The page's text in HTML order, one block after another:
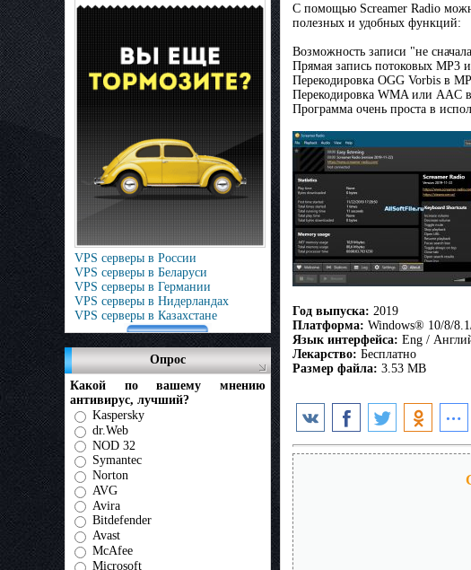
VPS серверы в России
VPS серверы в Беларуси
VPS серверы в Германии
VPS серверы в Нидерландах
VPS серверы в Казахстане
Опрос
Какой по вашему мнению
антивирус, лучший?
Kaspersky
dr.Web
NOD 32
Symantec
Norton
AVG
Avira
Bitdefender
Avast
McAfee
Microsoft
С помощью Screamer Radio
полезных и удобных функций:
Возможность записи "не
Прямая запись потоковых MP3
Перекодировка OGG Vorbis в
Перекодировка WMA или AAC
Программа очень проста в
Год выпуска: 2019
Платформа: Windows® 10/8/
Язык интерфейса: Eng /
Лекарство: Бесплатно
Размер файла: 3.53 MB